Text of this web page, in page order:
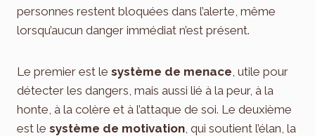
personnes restent bloquées dans l’alerte, même
lorsqu’aucun danger immédiat n’est présent.
Le premier est le système de menace , utile pour
détecter les dangers, mais aussi lié à la peur, à la
honte, à la colère et à l’attaque de soi. Le deuxième
est le système de motivation , qui soutient l’élan, la